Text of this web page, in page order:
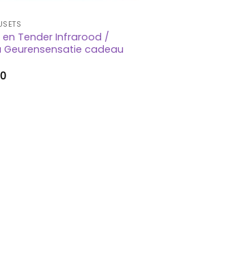
en Tender Infrarood /
Geurensensatie cadeau